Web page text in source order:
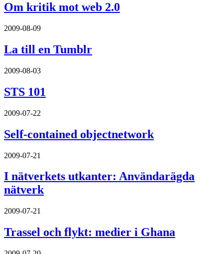
Om kritik mot web 2.0
2009-08-09
La till en Tumblr
2009-08-03
STS 101
2009-07-22
Self-contained objectnetwork
2009-07-21
I nätverkets utkanter: Användarägda
nätverk
2009-07-21
Trassel och flykt: medier i Ghana